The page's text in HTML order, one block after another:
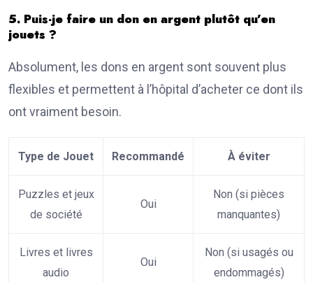
5. Puis-je faire un don en argent plutôt qu’en
jouets ?
Absolument, les dons en argent sont souvent plus
flexibles et permettent à l’hôpital d’acheter ce dont ils
ont vraiment besoin.
Type de Jouet Recommandé À éviter
Puzzles et jeux
de société
Oui
Non (si pièces
manquantes)
Livres et livres
audio
Oui
Non (si usagés ou
endommagés)